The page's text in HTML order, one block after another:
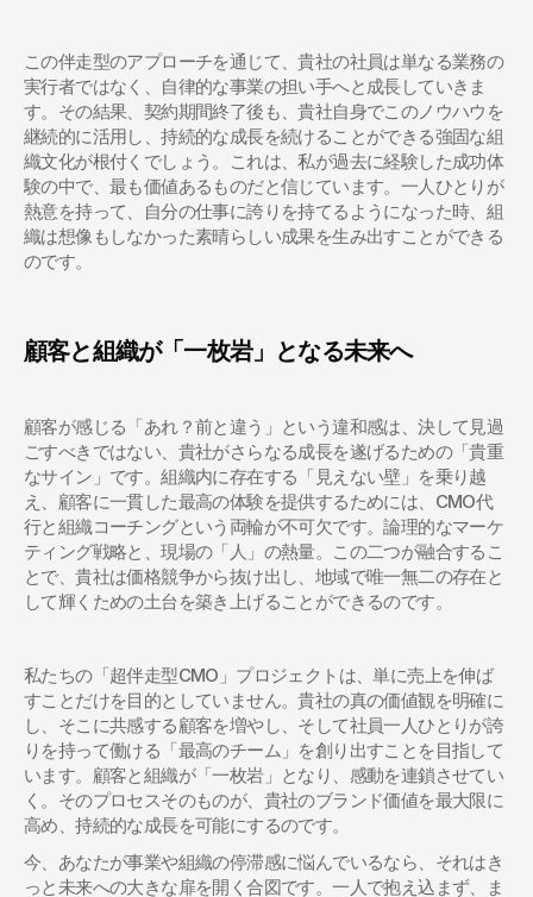
この伴走型のアプローチを通じて、貴社の社員は単なる業務の
実行者ではなく、自律的な事業の担い手へと成長していきま
す。その結果、契約期間終了後も、貴社自身でこのノウハウを
継続的に活用し、持続的な成長を続けることができる強固な組
織文化が根付くでしょう。これは、私が過去に経験した成功体
験の中で、最も価値あるものだと信じています。一人ひとりが
熱意を持って、自分の仕事に誇りを持てるようになった時、組
織は想像もしなかった素晴らしい成果を生み出すことができる
のです。
顧客と組織が「一枚岩」となる未来へ
顧客が感じる「あれ？前と違う」という違和感は、決して見過
ごすべきではない、貴社がさらなる成長を遂げるための「貴重
なサイン」です。組織内に存在する「見えない壁」を乗り越
え、顧客に一貫した最高の体験を提供するためには、CMO代
行と組織コーチングという両輪が不可欠です。論理的なマーケ
ティング戦略と、現場の「人」の熱量。この二つが融合するこ
とで、貴社は価格競争から抜け出し、地域で唯一無二の存在と
して輝くための土台を築き上げることができるのです。
私たちの「超伴走型CMO」プロジェクトは、単に売上を伸ば
すことだけを目的としていません。貴社の真の価値観を明確に
し、そこに共感する顧客を増やし、そして社員一人ひとりが誇
りを持って働ける「最高のチーム」を創り出すことを目指して
います。顧客と組織が「一枚岩」となり、感動を連鎖させてい
く。そのプロセスそのものが、貴社のブランド価値を最大限に
高め、持続的な成長を可能にするのです。
今、あなたが事業や組織の停滞感に悩んでいるなら、それはき
っと未来への大きな扉を開く合図です。一人で抱え込まず、ま